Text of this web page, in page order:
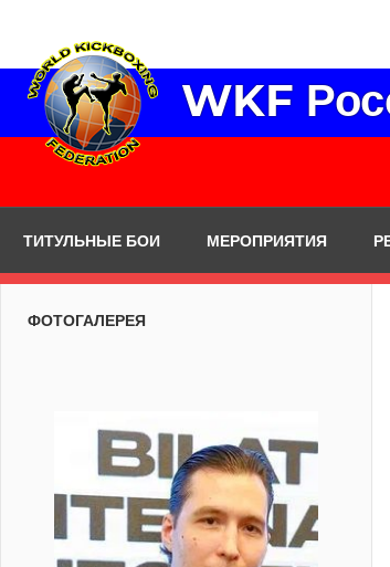
springen
WKF
ТИТУЛЬНЫЕ БОИ МЕРОПРИЯТИЯ
ФОТОГАЛЕРЕЯ